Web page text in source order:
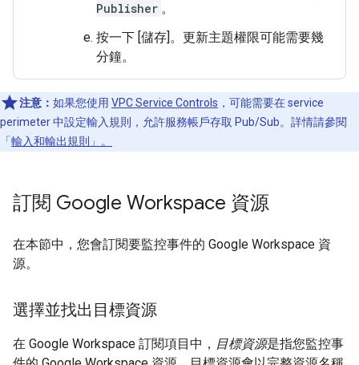
Publisher 。
按一下 [儲存]。更新主題權限可能需要幾
分鐘。
注意： 如果您使用 VPC Service Controls ，可能需要在 service
perimeter 中設定輸入規則，允許服務帳戶存取 Pub/Sub。詳情請參閱
「 輸入和輸出規則」。
訂閱 Google Workspace 資源
在本節中，您會訂閱要監控事件的 Google Workspace 資
源。
選擇並找出目標資源
在 Google Workspace 訂閱項目中， 目標資源是指您監控事